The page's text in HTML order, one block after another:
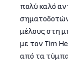
πολύ καλό
μέλους στη
με τον Tim
από τα